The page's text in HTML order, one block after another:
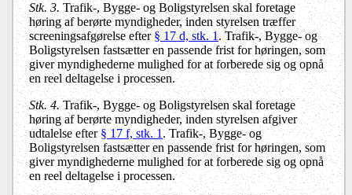
Stk. 3. Trafik-, Bygge- og Boligstyrelsen skal foretage
høring af berørte myndigheder, inden styrelsen træffer
screeningsafgørelse efter§ 17 d, stk. 1. Trafik-, Bygge- og
Boligstyrelsen fastsætter en passende frist for høringen, som
giver myndighederne mulighed for at forberede sig og opnå
en reel deltagelse i processen.
Stk. 4.Trafik-, Bygge- og Boligstyrelsen skal foretage
høring af berørte myndigheder, inden styrelsen afgiver
udtalelse efter§ 17 f, stk. 1 . Trafik-, Bygge- og
Boligstyrelsen fastsætter en passende frist for høringen, som
giver myndighederne mulighed for at forberede sig og opnå
en reel deltagelse i processen.